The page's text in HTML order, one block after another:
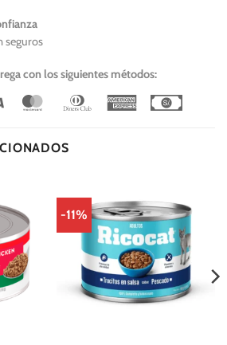
seguros
con los siguientes métodos:
Visa MasterCardDinners
American
-11%